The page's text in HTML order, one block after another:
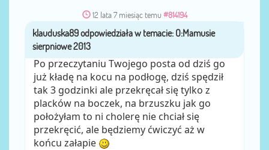
12 lata 7 miesiąc temu #814194
przezklauduska89
Po przeczytaniu Twojego posta od dziś go
już kładę na kocu na podłogę, dziś spędził
tak 3 godzinki ale przekręcał się tylko z
placków na boczek, na brzuszku jak go
położyłam to ni cholerę nie chciał się
przekręcić, ale będziemy ćwiczyć aż w
końcu załapie